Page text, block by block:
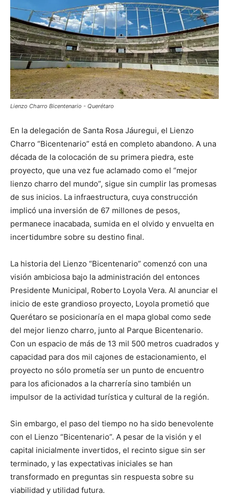
Lienzo Charro Bicentenario - Querétaro
En la delegación de Santa Rosa Jáuregui, el Lienzo
Charro “Bicentenario” está en completo abandono. A una
década de la colocación de su primera piedra, este
proyecto, que una vez fue aclamado como el “mejor
lienzo charro del mundo”, sigue sin cumplir las promesas
de sus inicios. La infraestructura, cuya construcción
implicó una inversión de 67 millones de pesos,
permanece inacabada, sumida en el olvido y envuelta en
incertidumbre sobre su destino final.
La historia del Lienzo “Bicentenario” comenzó con una
visión ambiciosa bajo la administración del entonces
Presidente Municipal, Roberto Loyola Vera. Al anunciar el
inicio de este grandioso proyecto, Loyola prometió que
Querétaro se posicionaría en el mapa global como sede
del mejor lienzo charro, junto al Parque Bicentenario.
Con un espacio de más de 13 mil 500 metros cuadrados y
capacidad para dos mil cajones de estacionamiento, el
proyecto no sólo prometía ser un punto de encuentro
para los aficionados a la charrería sino también un
impulsor de la actividad turística y cultural de la región.
Sin embargo, el paso del tiempo no ha sido benevolente
con el Lienzo “Bicentenario”. A pesar de la visión y el
capital inicialmente invertidos, el recinto sigue sin ser
terminado, y las expectativas iniciales se han
transformado en preguntas sin respuesta sobre su
viabilidad y utilidad futura.